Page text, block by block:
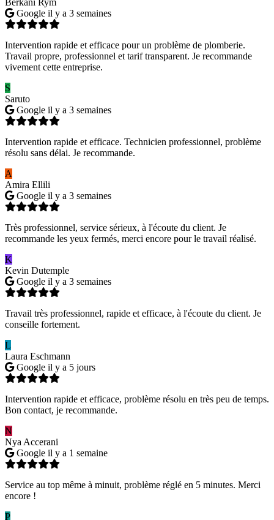
Berkani Rym
Google il y a 3 semaines
Intervention rapide et efficace pour un problème de plomberie.
Travail propre, professionnel et tarif transparent. Je recommande
vivement cette entreprise.
S
Saruto
Google il y a 3 semaines
Intervention rapide et efficace. Technicien professionnel, problème
résolu sans délai. Je recommande.
A
Amira Ellili
Google il y a 3 semaines
Très professionnel, service sérieux, à l'écoute du client. Je
recommande les yeux fermés, merci encore pour le travail réalisé.
K
Kevin Dutemple
Google il y a 3 semaines
Travail très professionnel, rapide et efficace, à l'écoute du client. Je
conseille fortement.
L
Laura Eschmann
Google il y a 5 jours
Intervention rapide et efficace, problème résolu en très peu de temps.
Bon contact, je recommande.
N
Nya Accerani
Google il y a 1 semaine
Service au top même à minuit, problème réglé en 5 minutes. Merci
encore !
P